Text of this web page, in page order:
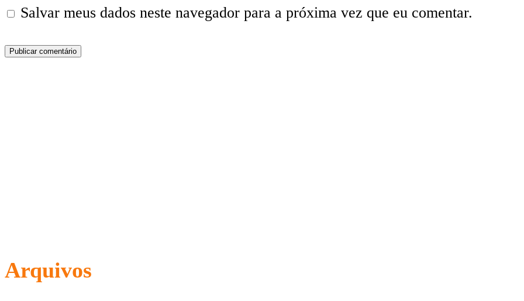
Salvar meus dados neste navegador para a próxima vez que eu comentar.
Arquivos